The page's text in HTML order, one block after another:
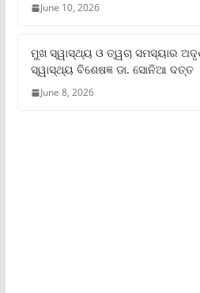
June 10, 2026
ମୁଖ ସ୍ୱାସ୍ଥ୍ୟ ଓ ତ୍ୱଚା ସମସ୍ୟାର
ସ୍ୱାସ୍ଥ୍ୟ ବିଶେଷଜ୍ଞ ଡା. ସୋନିଆ ଦତ୍ତ
June 8, 2026